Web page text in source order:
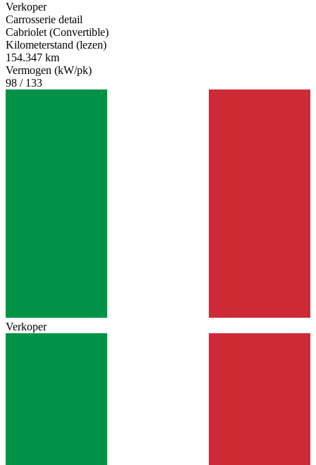
Verkoper
Carrosserie detail
Cabriolet (Convertible)
Kilometerstand (lezen)
154.347 km
Vermogen (kW/pk)
98 / 133
Verkoper